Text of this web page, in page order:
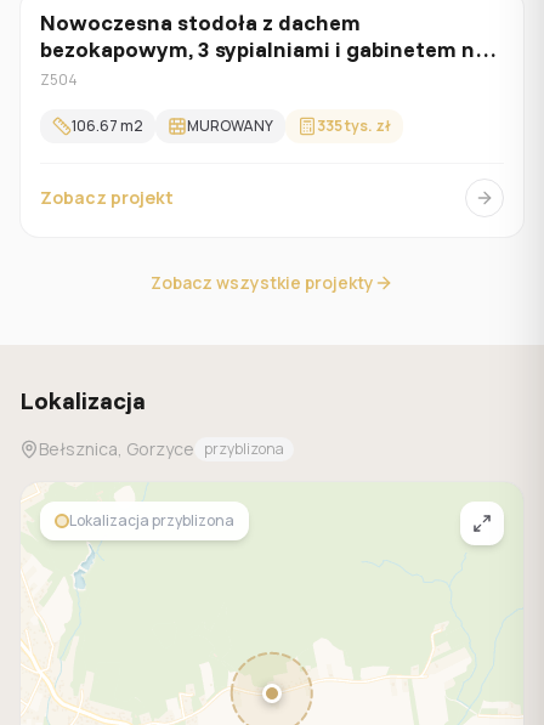
Parterowy
Nowoczesna stodoła z dachem
bezokapowym, 3 sypialniami i gabinetem na
parterze
Z504
106.67m2 MUROWANY 335 tys. zł
Zobacz projekt
Zobacz wszystkie projekty
Lokalizacja
Bełsznica, Gorzyce przyblizona
Lokalizacja przyblizona